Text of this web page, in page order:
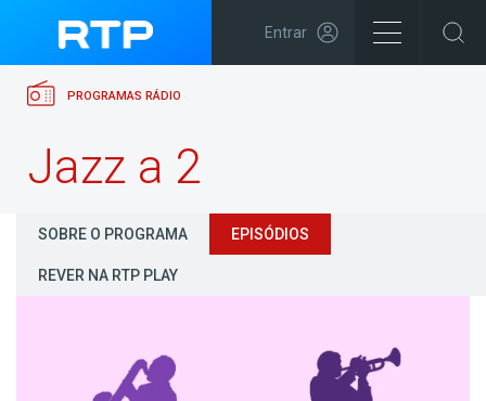
Entrar
PROGRAMAS RÁDIO
Jazz a 2
SOBRE O PROGRAMA EPISÓDIOS
REVER NA RTP PLAY